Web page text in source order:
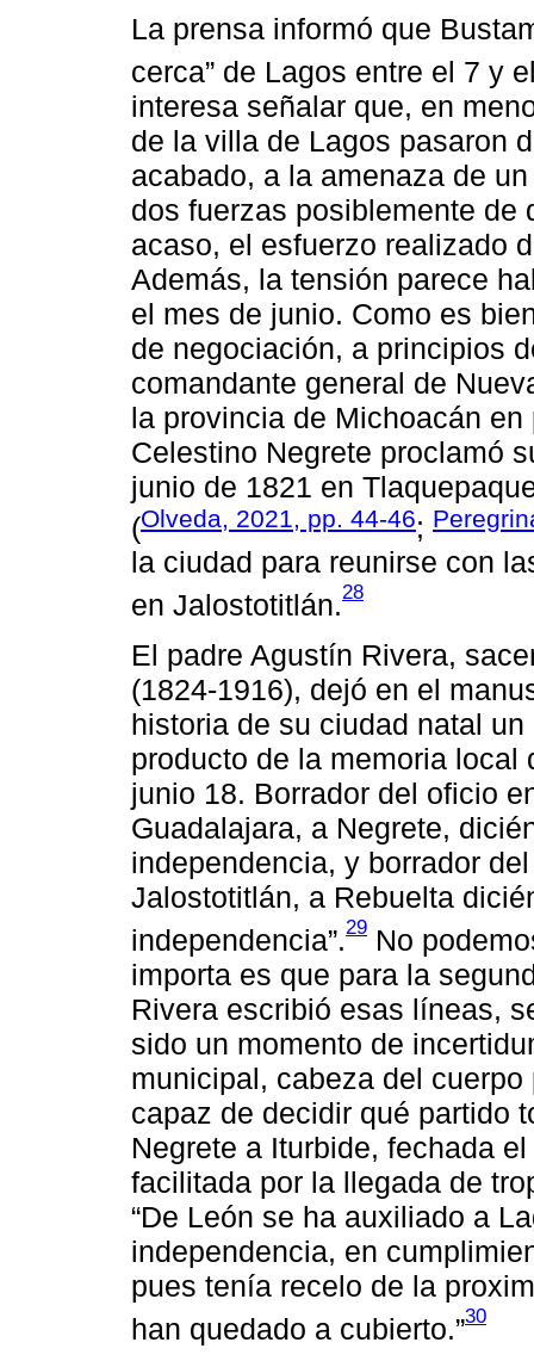
La prensa informó que
cerca” de Lagos entre el 7 y
interesa señalar que, en
de la villa de Lagos pasaron
acabado, a la amenaza de
dos fuerzas posiblemente de
acaso, el esfuerzo realizado
Además, la tensión parece
el mes de junio. Como es
de negociación, a principios
comandante general de
la provincia de Michoacán
Celestino Negrete proclamó
junio de 1821 en
(Olveda, 2021, pp. 44-46;
la ciudad para reunirse con
en Jalostotitlán.28
El padre Agustín Rivera,
(1824-1916), dejó en el
historia de su ciudad natal
producto de la memoria local
junio 18. Borrador del oficio
Guadalajara, a Negrete,
independencia, y borrador
Jalostotitlán, a Rebuelta
independencia”.29 No
importa es que para la
Rivera escribió esas líneas,
sido un momento de
municipal, cabeza del
capaz de decidir qué partido
Negrete a Iturbide, fechada
facilitada por la llegada de
“De León se ha auxiliado a
independencia, en
pues tenía recelo de la
han quedado a cubierto.”30